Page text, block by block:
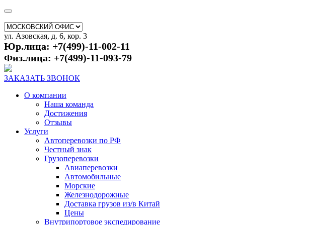
ул. Азовская, д. 6, кор. 3
Юр.лица: +7(499)-11-002-11
Физ.лица: +7(499)-11-093-79
ЗАКАЗАТЬ ЗВОНОК
О компании
Наша команда
Достижения
Отзывы
Услуги
Автоперевозки по РФ
Честный знак
Грузоперевозки
Авиаперевозки
Автомобильные
Морские
Железнодорожные
Доставка грузов из/в Китай
Цены
Внутрипортовое экспедирование